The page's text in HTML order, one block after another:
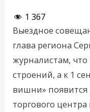
1 367
Выездное
глава региона
журналистам, что
строений, а к 1
вишни» появится
торгового